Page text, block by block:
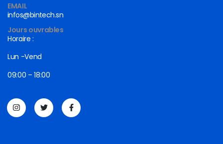
EMAIL
infos@bintech.sn
Jours ouvrables
Horaire :
Lun -Vend
09:00 – 18:00